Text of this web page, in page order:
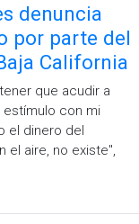
denuncia
por parte del
California
que acudir a
con mi
el dinero del
el aire, no existe",